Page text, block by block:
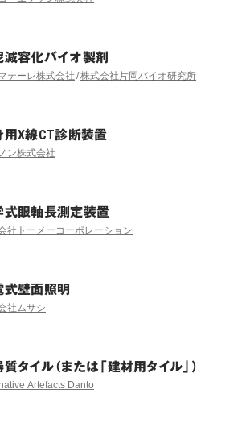
減容化バイオ製剤
テーレ株式会社 株式会社片岡バイオ研究所
用X線CT診断装置
ン株式会社
式眼軸長測定装置
社トーメーコーポレーション
式壁面照明
社ムサシ
タイル（または「建材用タイル」）
Artefacts Danto